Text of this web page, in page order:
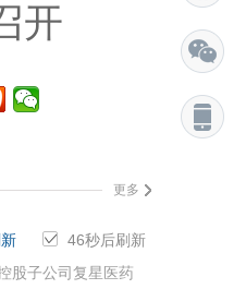
开
更多
45秒后刷新
股子公司复星医药